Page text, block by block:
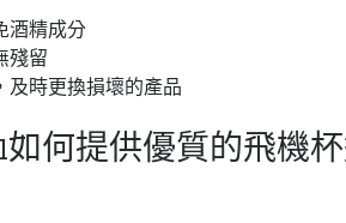
酒精成分
殘留
及時更換損壞的產品
何提供優質的飛機